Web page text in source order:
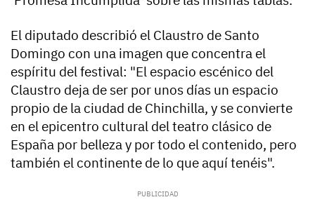
El diputado describió el Claustro de Santo
Domingo con una imagen que concentra el
espíritu del festival: "El espacio escénico del
Claustro deja de ser por unos días un espacio
propio de la ciudad de Chinchilla, y se convierte
en el epicentro cultural del teatro clásico de
España por belleza y por todo el contenido, pero
también el continente de lo que aquí tenéis".